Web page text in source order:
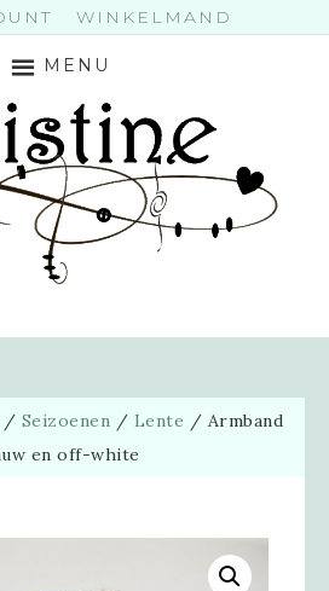
WINKELMAND
MENU
/ Seizoenen / Lente / Armband
en off-white